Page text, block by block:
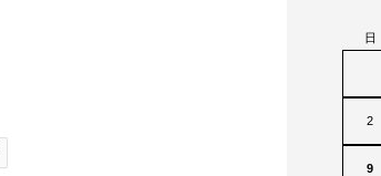
日
2
9